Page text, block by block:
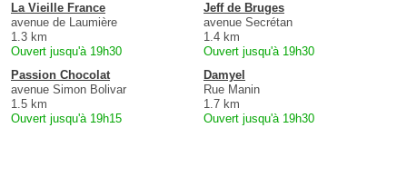
La Vieille France
avenue de Laumière
1.3 km
Ouvert jusqu'à 19h30
Jeff de Bruges
avenue Secrétan
1.4 km
Ouvert jusqu'à 19h30
Passion Chocolat
avenue Simon Bolivar
1.5 km
Ouvert jusqu'à 19h15
Damyel
Rue Manin
1.7 km
Ouvert jusqu'à 19h30